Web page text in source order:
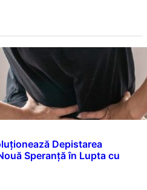
Depistarea
Speranță în Lupta cu